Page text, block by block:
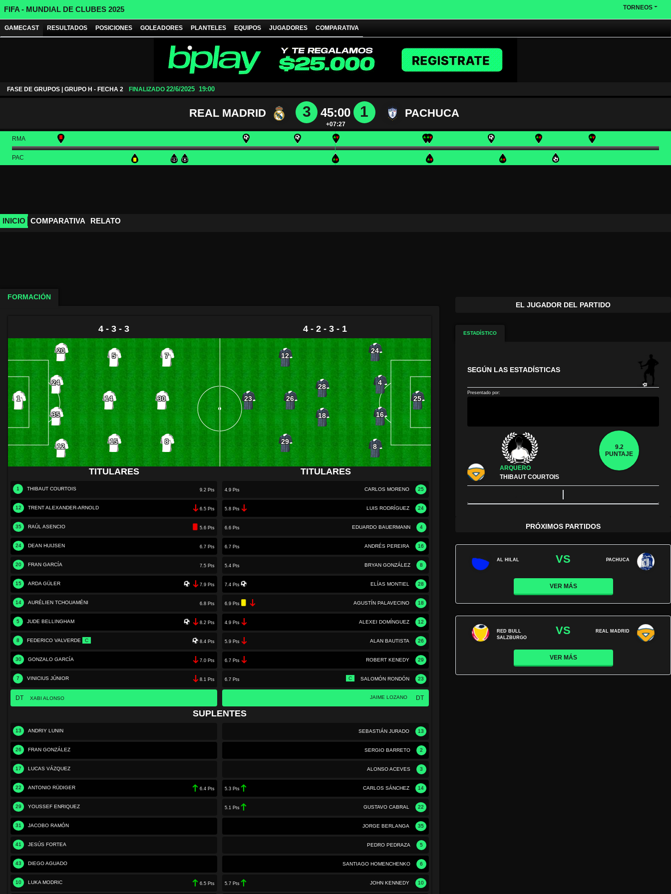
FIFA - MUNDIAL DE CLUBES 2025 TORNEOS
GAMECAST RESULTADOS POSICIONES GOLEADORES PLANTELES EQUIPOS JUGADORES COMPARATIVA
FASE DE GRUPOS | GRUPO H - FECHA 2 FINALIZADO 22/6/2025 19:00
REAL MADRID 3 45:00
+07:27
1 PACHUCA
RMA
PAC
INICIO COMPARATIVA RELATO
FORMACIÓN
4 - 3 - 3
1
20
24
35
12
5
14
15
7
30
8
4 - 2 - 3 - 1
25
24
4
16
8
28
18
12
26
29
23
TITULARES
1 THIBAUT COURTOIS 9.2 Pts
12 TRENT ALEXANDER-ARNOLD 6.5 Pts
35 RAÚL ASENCIO 5.6 Pts
24 DEAN HUIJSEN 6.7 Pts
20 FRAN GARCÍA 7.5 Pts
15 ARDA GÜLER 7.9 Pts
14 AURÉLIEN TCHOUAMÉNI 6.8 Pts
5 JUDE BELLINGHAM 8.2 Pts
8 FEDERICO VALVERDE C 8.4 Pts
30 GONZALO GARCÍA 7.0 Pts
7 VINICIUS JÚNIOR 8.1 Pts
DT XABI ALONSO
TITULARES
25
CARLOS MORENO
4.9 Pts
24
LUIS RODRÍGUEZ
5.8 Pts
4
EDUARDO BAUERMANN
6.6 Pts
16
ANDRÉS PEREIRA
6.7 Pts
8
BRYAN GONZÁLEZ
5.4 Pts
28
ELÍAS MONTIEL
7.4 Pts
18
AGUSTÍN PALAVECINO
6.9 Pts
12
ALEXEI DOMÍNGUEZ
4.9 Pts
26
ALAN BAUTISTA
5.9 Pts
29
ROBERT KENEDY
6.7 Pts
23
SALOMÓN RONDÓN
C
6.7 Pts
DT
JAIME LOZANO
SUPLENTES
13 ANDRIY LUNIN
26 FRAN GONZÁLEZ
17 LUCAS VÁZQUEZ
22 ANTONIO RÜDIGER 6.4 Pts
29 YOUSSEF ENRIQUEZ
31 JACOBO RAMÓN
41 JESÚS FORTEA
43 DIEGO AGUADO
10 LUKA MODRIC 6.5 Pts
13
SEBASTIÁN JURADO
2
SERGIO BARRETO
3
ALONSO ACEVES
14
CARLOS SÁNCHEZ
5.3 Pts
22
GUSTAVO CABRAL
5.1 Pts
35
JORGE BERLANGA
5
PEDRO PEDRAZA
6
SANTIAGO HOMENCHENKO
10
JOHN KENNEDY
5.7 Pts
EL JUGADOR DEL PARTIDO
ESTADÍSTICO
SEGÚN LAS ESTADÍSTICAS
Presentado por:
ARQUERO
THIBAUT COURTOIS
9.2
PUNTAJE
PRÓXIMOS PARTIDOS
AL HILAL VS PACHUCA
VER MÁS
RED BULL
SALZBURGO
VS REAL MADRID
VER MÁS